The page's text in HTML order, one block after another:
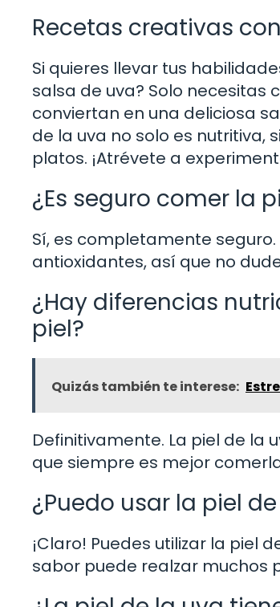
Recetas creativas
Si quieres llevar tus
salsa de uva? Solo necesitas
conviertan en una deliciosa
de la uva no solo es
platos. ¡Atrévete a
¿Es seguro comer la
Sí, es completamente
antioxidantes, así que no
¿Hay diferencias
piel?
Quizás también te interese:
Definitivamente. La piel de la
que siempre es mejor
¿Puedo usar la piel
¡Claro! Puedes utilizar la piel
sabor puede realzar muchos